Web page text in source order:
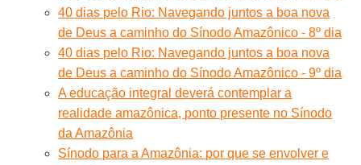
40 dias pelo Rio: Navegando juntos a boa nova
de Deus a caminho do Sínodo Amazônico - 8º dia
40 dias pelo Rio: Navegando juntos a boa nova
de Deus a caminho do Sínodo Amazônico - 9º dia
A educação integral deverá contemplar a
realidade amazônica, ponto presente no Sínodo
da Amazônia
Sínodo para a Amazônia: por que se envolver e